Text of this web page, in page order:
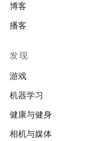
博客
播客
发现
游戏
机器学习
健康与健身
相机与媒体